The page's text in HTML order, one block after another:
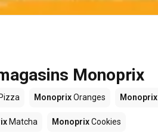
Monoprix
Pizza MonoprixOranges Monoprix
Matcha MonoprixCookies